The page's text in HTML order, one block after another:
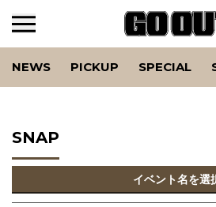
NEWS PICKUP SPECIAL
SNAP
イベント名を選